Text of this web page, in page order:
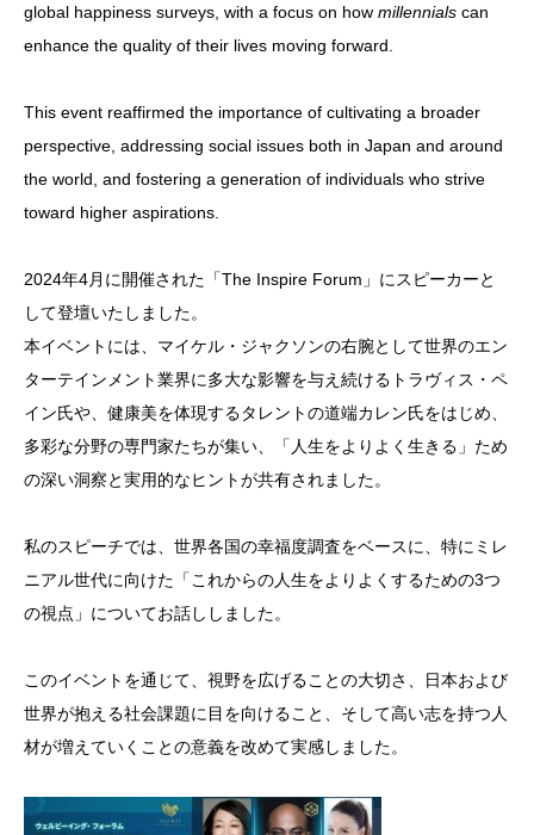
global happiness surveys, with a focus on how millennials can
enhance the quality of their lives moving forward.
This event reaffirmed the importance of cultivating a broader
perspective, addressing social issues both in Japan and around
the world, and fostering a generation of individuals who strive
toward higher aspirations.
2024年4月に開催された「The Inspire Forum」にスピーカーと
して登壇いたしました。
本イベントには、マイケル・ジャクソンの右腕として世界のエン
ターテインメント業界に多大な影響を与え続けるトラヴィス・ペ
イン氏や、健康美を体現するタレントの道端カレン氏をはじめ、
多彩な分野の専門家たちが集い、「人生をよりよく生きる」ため
の深い洞察と実用的なヒントが共有されました。
私のスピーチでは、世界各国の幸福度調査をベースに、特にミレ
ニアル世代に向けた「これからの人生をよりよくするための3つ
の視点」についてお話ししました。
このイベントを通じて、視野を広げることの大切さ、日本および
世界が抱える社会課題に目を向けること、そして高い志を持つ人
材が増えていくことの意義を改めて実感しました。